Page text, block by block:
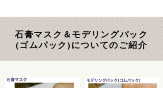
石膏マスク＆モデリングパック
(ゴムパック)についてのご紹介